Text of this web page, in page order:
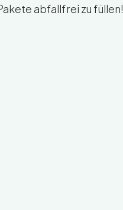
abfallfrei zu füllen!